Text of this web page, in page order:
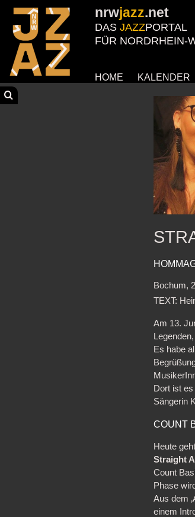
nrwjazz.net
DAS JAZZPORTAL
FÜR NORDRHEIN-
HOME KALENDER
Bochum,
TEXT:
Am 13.
Es habe
Dort ist
Sängerin
COUNT
Heute
Straight
Count
Phase
Aus dem
einem